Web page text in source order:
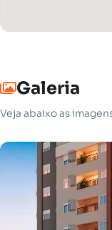
Galeria
Veja abaixo as